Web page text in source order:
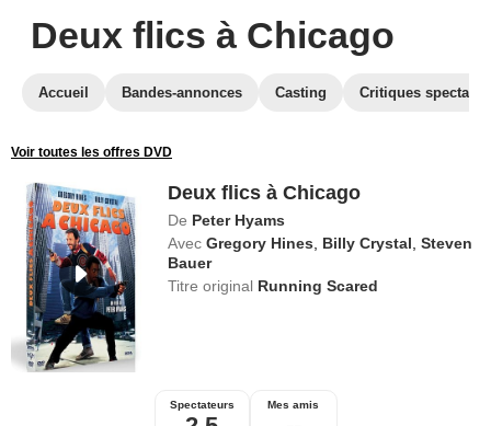
Deux flics à Chicago
Accueil Bandes-annonces Casting Critiques
Voir toutes les offres DVD
Deux flics à Chicago
De Peter Hyams
Avec Gregory Hines Billy Crystal ,Steven
Bauer
Titre original Running Scared
Spectateurs Mes amis